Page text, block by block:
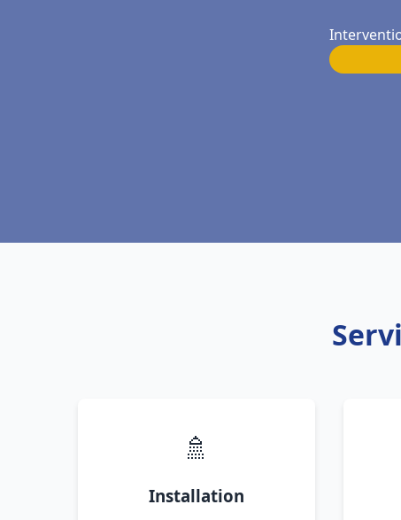
🚿
Installation